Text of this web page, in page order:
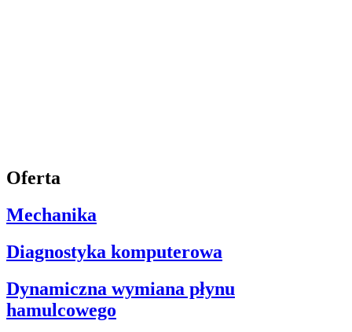
Oferta
Mechanika
Diagnostyka komputerowa
Dynamiczna wymiana płynu
hamulcowego